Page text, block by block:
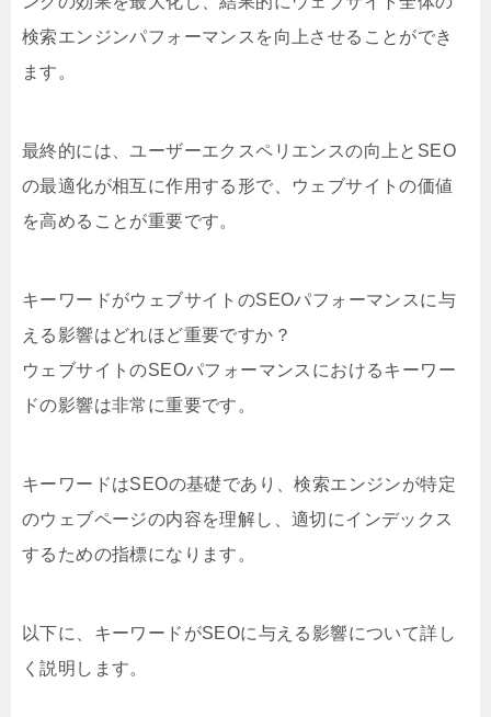
検索エンジンパフォーマンスを向上させることができ
ます。
最終的には、ユーザーエクスペリエンスの向上とSEO
の最適化が相互に作用する形で、ウェブサイトの価値
を高めることが重要です。
キーワードがウェブサイトのSEOパフォーマンスに与
える影響はどれほど重要ですか？
ウェブサイトのSEOパフォーマンスにおけるキーワー
ドの影響は非常に重要です。
キーワードはSEOの基礎であり、検索エンジンが特定
のウェブページの内容を理解し、適切にインデックス
するための指標になります。
以下に、キーワードがSEOに与える影響について詳し
く説明します。